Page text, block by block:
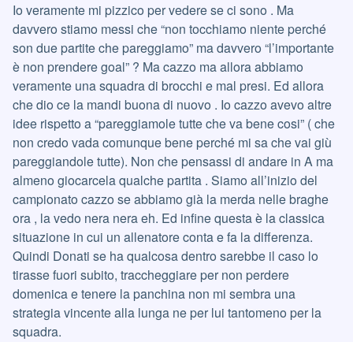
Io veramente mi pizzico per vedere se ci sono . Ma
davvero stiamo messi che “non tocchiamo niente perché
son due partite che pareggiamo” ma davvero “l’importante
è non prendere goal” ? Ma cazzo ma allora abbiamo
veramente una squadra di brocchi e mal presi. Ed allora
che dio ce la mandi buona di nuovo . Io cazzo avevo altre
idee rispetto a “pareggiamole tutte che va bene cosi” ( che
non credo vada comunque bene perché mi sa che vai giù
pareggiandole tutte). Non che pensassi di andare in A ma
almeno giocarcela qualche partita . Siamo all’inizio del
campionato cazzo se abbiamo già la merda nelle braghe
ora , la vedo nera nera eh. Ed infine questa è la classica
situazione in cui un allenatore conta e fa la differenza.
Quindi Donati se ha qualcosa dentro sarebbe il caso lo
tirasse fuori subito, traccheggiare per non perdere
domenica e tenere la panchina non mi sembra una
strategia vincente alla lunga ne per lui tantomeno per la
squadra.